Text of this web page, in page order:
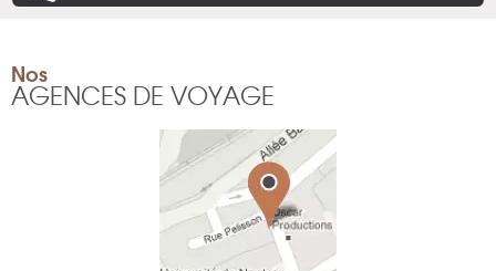
Nos
AGENCES DE VOYAGE